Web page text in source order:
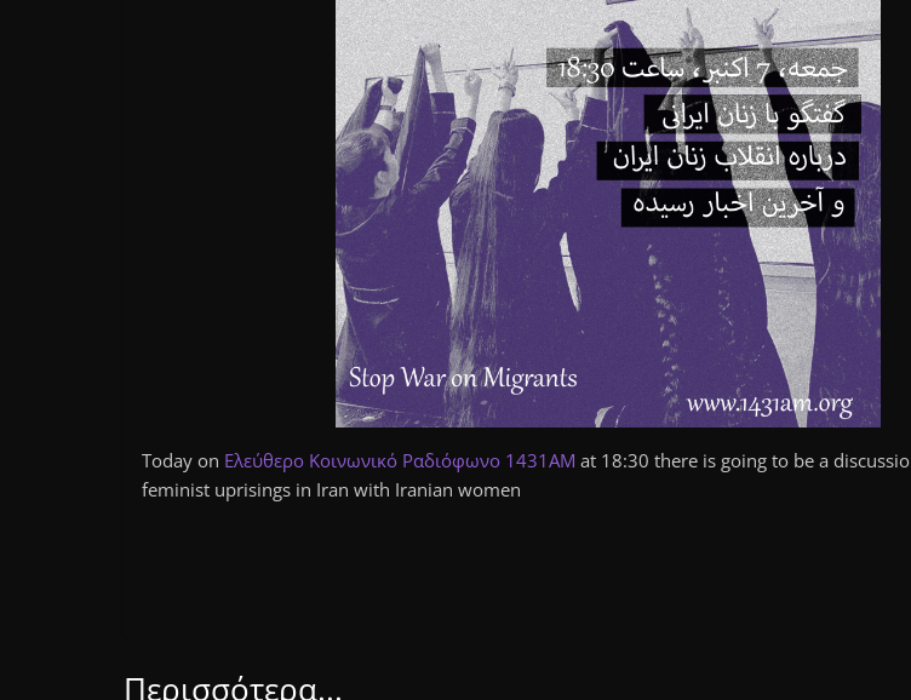
Today on Ελεύθερο Κοινωνικό Ραδιόφωνο 1431AM at 18:30 there is going to be a
feminist uprisings in Iran with Iranian women
Περισσότερα...